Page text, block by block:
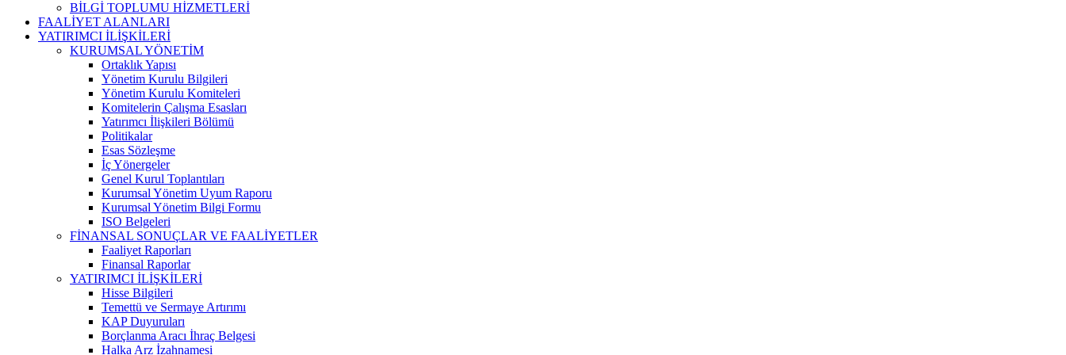
BİLGİ TOPLUMU HİZMETLERİ
FAALİYET ALANLARI
YATIRIMCI İLİŞKİLERİ
KURUMSAL YÖNETİM
Ortaklık Yapısı
Yönetim Kurulu Bilgileri
Yönetim Kurulu Komiteleri
Komitelerin Çalışma Esasları
Yatırımcı İlişkileri Bölümü
Politikalar
Esas Sözleşme
İç Yönergeler
Genel Kurul Toplantıları
Kurumsal Yönetim Uyum Raporu
Kurumsal Yönetim Bilgi Formu
ISO Belgeleri
FİNANSAL SONUÇLAR VE FAALİYETLER
Faaliyet Raporları
Finansal Raporlar
YATIRIMCI İLİŞKİLERİ
Hisse Bilgileri
Temettü ve Sermaye Artırımı
KAP Duyuruları
Borçlanma Aracı İhraç Belgesi
Halka Arz İzahnamesi